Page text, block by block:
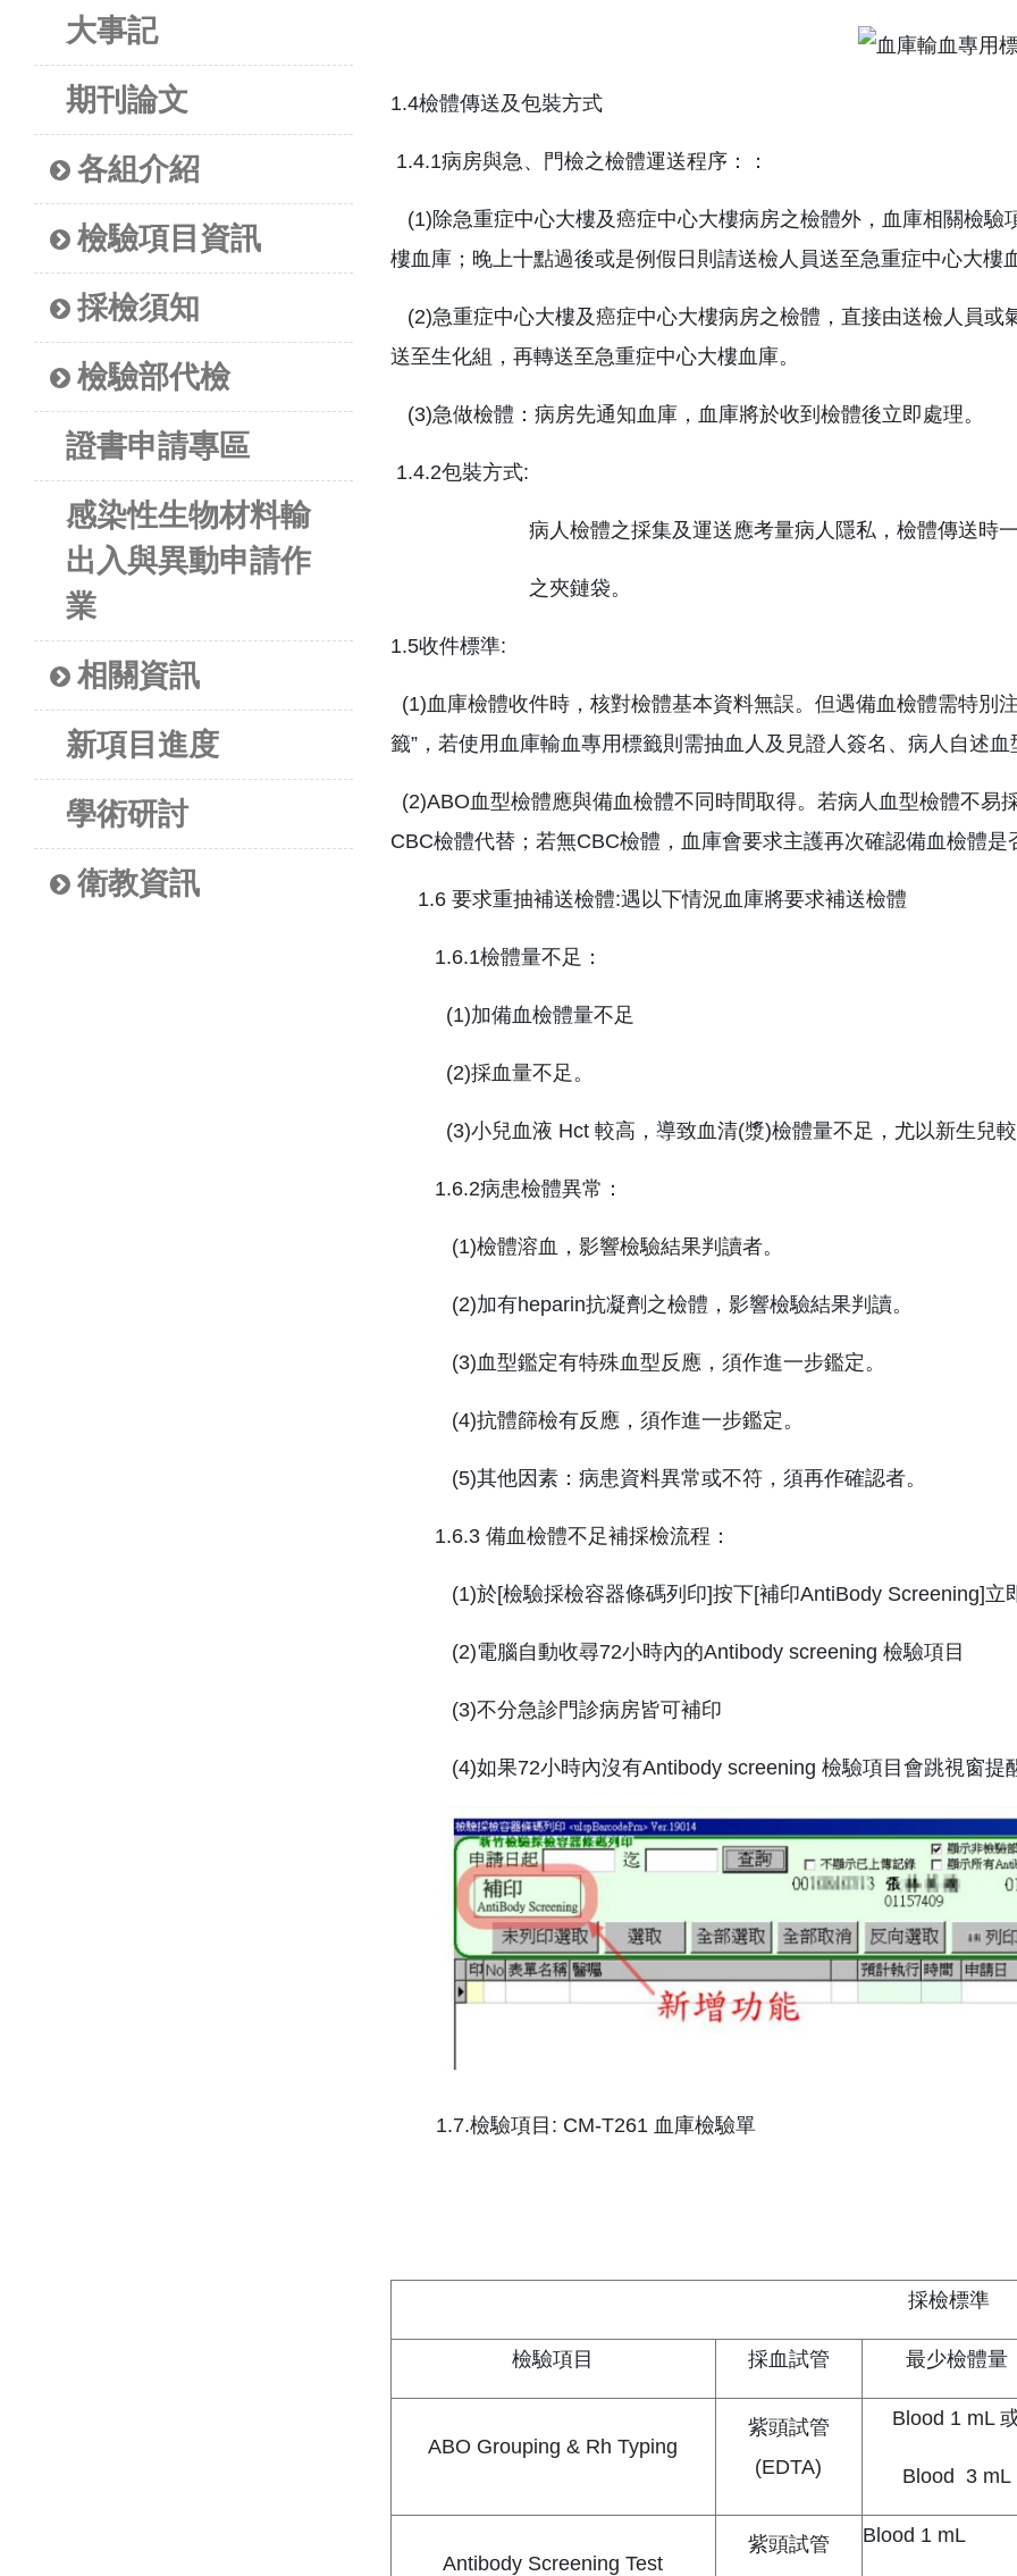
大事記
期刊論文
各組介紹
檢驗項目資訊
採檢須知
檢驗部代檢
證書申請專區
感染性生物材料輸
出入與異動申請作
業
相關資訊
新項目進度
學術研討
衛教資訊
1.4檢體傳送及包裝方式
1.4.1病房與急、門檢之檢體運送程序：：
(1)除急重症中心大樓及癌症中心大樓病房之檢體外，血庫相關檢驗
樓血庫；晚上十點過後或是例假日則請送檢人員送至急重症中心大樓
(2)急重症中心大樓及癌症中心大樓病房之檢體，直接由送檢人員
送至生化組，再轉送至急重症中心大樓血庫。
(3)急做檢體：病房先通知血庫，血庫將於收到檢體後立即處理。
1.4.2包裝方式:
病人檢體之採集及運送應考量病人隱私，檢體傳送時
之夾鏈袋。
1.5收件標準:
(1)血庫檢體收件時，核對檢體基本資料無誤。但遇備血檢體需特別注
籤”，若使用血庫輸血專用標籤則需抽血人及見證人簽名、病人自述血
(2)ABO血型檢體應與備血檢體不同時間取得。若病人血型檢體不易
CBC檢體代替；若無CBC檢體，血庫會要求主護再次確認備血檢體是
1.6 要求重抽補送檢體:遇以下情況血庫將要求補送檢體
1.6.1檢體量不足：
(1)加備血檢體量不足
(2)採血量不足。
(3)小兒血液 Hct 較高，導致血清(漿)檢體量不足，尤以新生兒較
1.6.2病患檢體異常：
(1)檢體溶血，影響檢驗結果判讀者。
(2)加有heparin抗凝劑之檢體，影響檢驗結果判讀。
(3)血型鑑定有特殊血型反應，須作進一步鑑定。
(4)抗體篩檢有反應，須作進一步鑑定。
(5)其他因素：病患資料異常或不符，須再作確認者。
1.6.3 備血檢體不足補採檢流程：
(1)於[檢驗採檢容器條碼列印]按下[補印AntiBody Screening]立
(2)電腦自動收尋72小時內的Antibody screening 檢驗項目
(3)不分急診門診病房皆可補印
(4)如果72小時內沒有Antibody screening 檢驗項目會跳視窗提
1.7.檢驗項目: CM-T261 血庫檢驗單
採檢標準
檢驗項目 採血試管 最少檢體量
ABO Grouping & Rh Typing
紫頭試管
(EDTA)
Blood 1 mL
Blood 3 mL
Antibody Screening Test
紫頭試管
Blood 1 mL